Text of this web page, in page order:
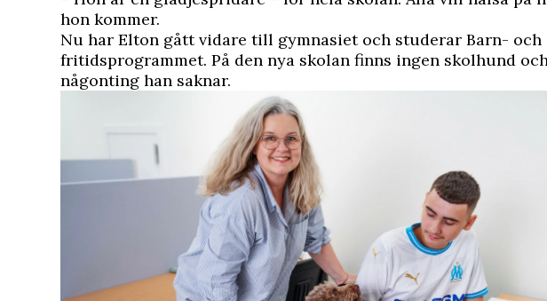
hon kommer.
Nu har Elton gått vidare till gymnasiet och studerar Barn- och
fritidsprogrammet. På den nya skolan finns ingen skolhund
någonting han saknar.